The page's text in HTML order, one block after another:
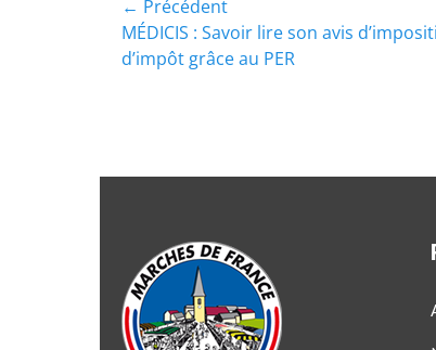
← Précédent
MÉDICIS : Savoir lire son avis
d’impôt grâce au PER